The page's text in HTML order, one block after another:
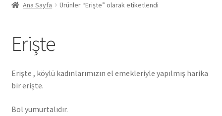
İletişim
Ana Sayfa Ürünler “Erişte” olarak etiketlendi
Erişte
Erişte , köylü kadınlarımızın el emekleriyle yapılmış harika
bir erişte.
Bol yumurtalıdır.